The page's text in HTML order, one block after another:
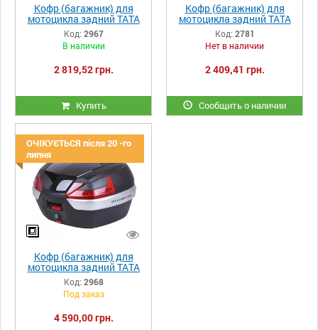
Кофр (багажник) для
мотоцикла задний ТАТА
YM-0878 (V- 42L)
53×47×35 черный
Код: 2967
В наличии
2 819,52 грн.
Купить
Кофр (багажник) для
мотоцикла задний ТАТА
YM-0879 (V-40L)
48×42×30.5 черный
Код: 2781
Нет в наличии
2 409,41 грн.
Сообщить о наличии
ОЧІКУЄТЬСЯ після 20 -го
липня
Кофр (багажник) для
мотоцикла задний ТАТА
YM-0885 (V- 47L)
56×43×33 черный
Код: 2968
Под заказ
4 590,00 грн.